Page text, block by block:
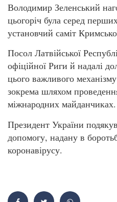
Володимир Зеленський
цьогоріч була серед
установчий саміт
Посол Латвійської
офіційної Риги й надалі
цього важливого
зокрема шляхом
міжнародних майданчиках.
Президент України
допомогу, надану в
коронавірусу.